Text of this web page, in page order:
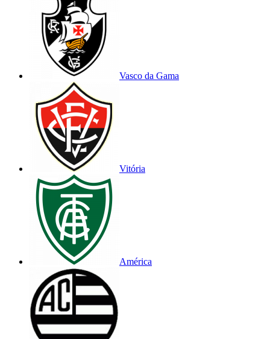
Vasco da Gama
Vitória
América